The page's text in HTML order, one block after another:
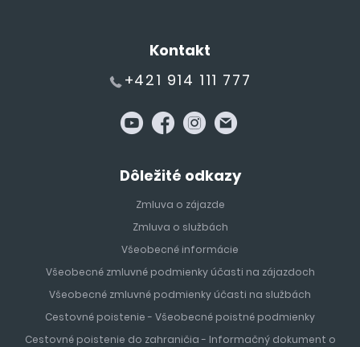
Kontakt
+421 914 111 777
Dôležité odkazy
Zmluva o zájazde
Zmluva o službách
Všeobecné informácie
Všeobecné zmluvné podmienky účasti na zájazdoch
Všeobecné zmluvné podmienky účasti na službách
Cestovné poistenie - Všeobecné poistné podmienky
Cestovné poistenie do zahraničia - Informačný dokument o